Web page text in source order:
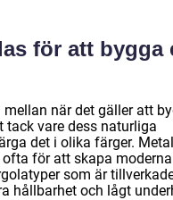
för att bygga
när det gäller att
tack vare dess naturliga
det i olika färger.
för att skapa
som är
hållbarhet och lågt